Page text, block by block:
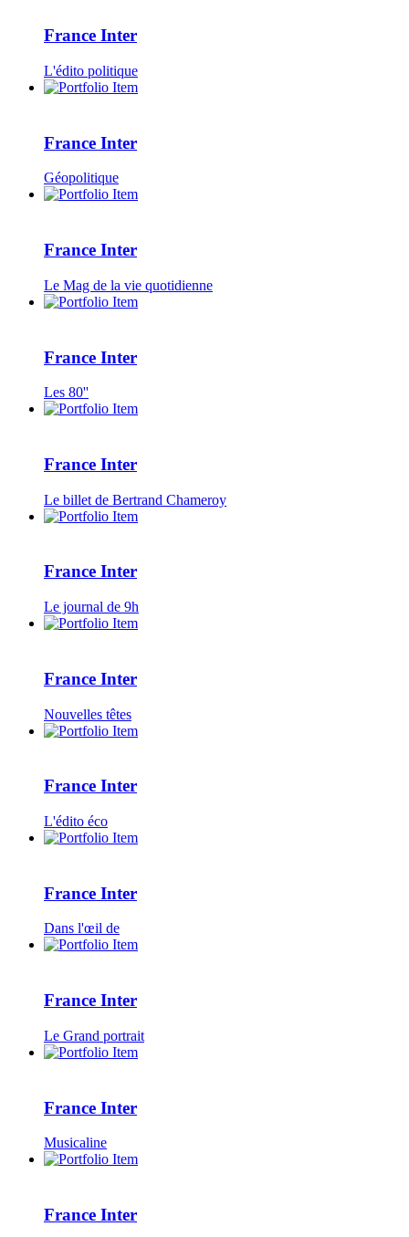
France Inter
L'édito politique
France Inter
Géopolitique
France Inter
Le Mag de la vie quotidienne
France Inter
Les 80''
France Inter
Le billet de Bertrand Chameroy
France Inter
Le journal de 9h
France Inter
Nouvelles têtes
France Inter
L'édito éco
France Inter
Dans l'œil de
France Inter
Le Grand portrait
France Inter
Musicaline
France Inter